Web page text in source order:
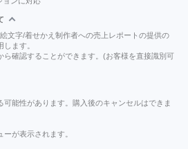
文字/着せかえ制作者への売上レポートの提供の
ます。
ら確認することができます。(お客様を直接識別可
能性があります。購入後のキャンセルはできま
が表示されます。